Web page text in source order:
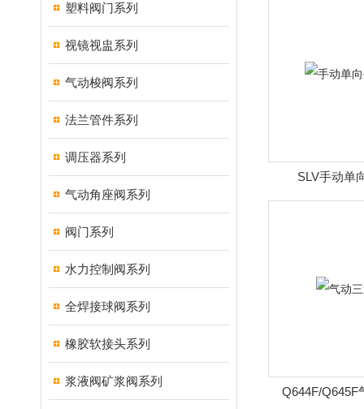
塑料阀门系列
视镜视盅系列
气动梭阀系列
法兰管件系列
调压器系列
气动角座阀系列
阀门系列
水力控制阀系列
全焊接球阀系列
橡胶软接头系列
浆液阀矿浆阀系列
SLV手动单
Q644F/Q645F